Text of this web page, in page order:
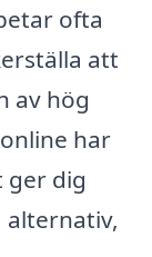
ofta
att
av hög
har
ger dig